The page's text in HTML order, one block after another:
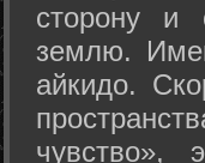
сторону и
землю.
айкидо.
чувство»,